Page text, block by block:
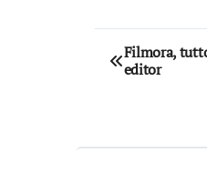
articoli
Filmora,
editor